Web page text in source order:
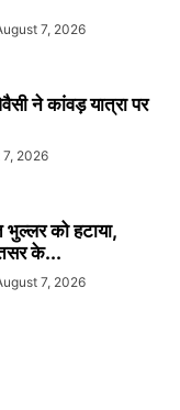
7, 2026
ने कांवड़ यात्रा पर
2026
भुल्लर को हटाया,
के...
7, 2026